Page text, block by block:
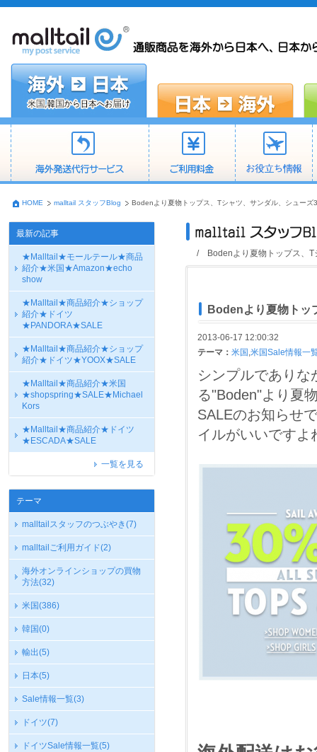
HOME malltail スタッフBlog Bodenより夏物トップス、Tシャツ、サンダル、シューズ
最新の記事
★Malltail★モールテール★商品
紹介★米国★Amazon★echo
show
★Malltail★商品紹介★ショップ
紹介★ドイツ
★PANDORA★SALE
★Malltail★商品紹介★ショップ
紹介★ドイツ★YOOX★SALE
★Malltail★商品紹介★米国
★shopspring★SALE★Michael
Kors
★Malltail★商品紹介★ドイツ
★ESCADA★SALE
一覧を見る
テーマ
malltailスタッフのつぶやき(7)
malltailご利用ガイド(2)
海外オンラインショップの買物
方法(32)
米国(386)
韓国(0)
輸出(5)
日本(5)
Sale情報一覧(3)
ドイツ(7)
ドイツSale情報一覧(5)
/ Bodenより夏物トップス、T
Bodenより夏物トッ
2013-06-17 12:00:32
テーマ： 米国 ,米国Sale情報一
シンプルでありな
る"Boden"より夏
SALEのお知らせ
イルがいいですよ